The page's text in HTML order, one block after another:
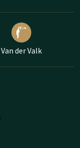
Van der Valk